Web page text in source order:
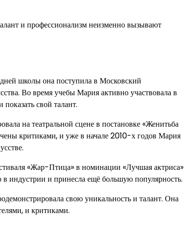
и профессионализм неизменно вызывают
школы она поступила в Московский
Во время учебы Мария активно участвовала в
свой талант.
на театральной сцене в постановке «Женитьба
критиками, и уже в начале 2010-х годов Мария
«Жар-Птица» в номинации «Лучшая актриса»
индустрии и принесла ещё большую популярность.
свою уникальность и талант. Она
и критиками.